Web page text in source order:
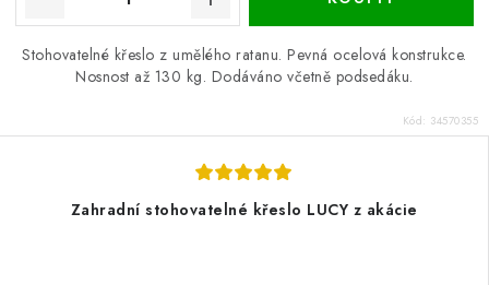
Stohovatelné křeslo z umělého ratanu. Pevná ocelová konstrukce.
Nosnost až 130 kg. Dodáváno včetně podsedáku.
Kód: 34570355
Zahradní stohovatelné křeslo LUCY z akácie